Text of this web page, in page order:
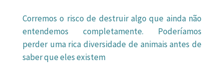
Corremos o risco de destruir algo que ainda não
entendemos completamente. Poderíamos
perder uma rica diversidade de animais antes de
saber que eles existem